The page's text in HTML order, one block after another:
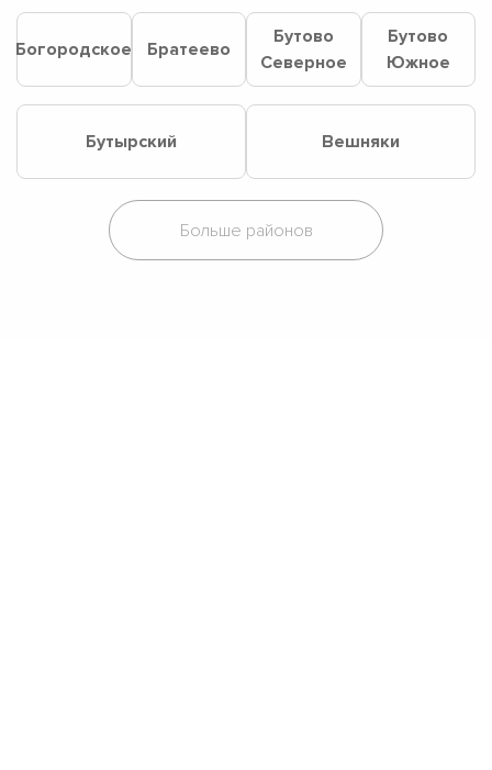
Богородское Братеево
Бутово
Северное
Бутово
Южное
Бутырский Вешняки